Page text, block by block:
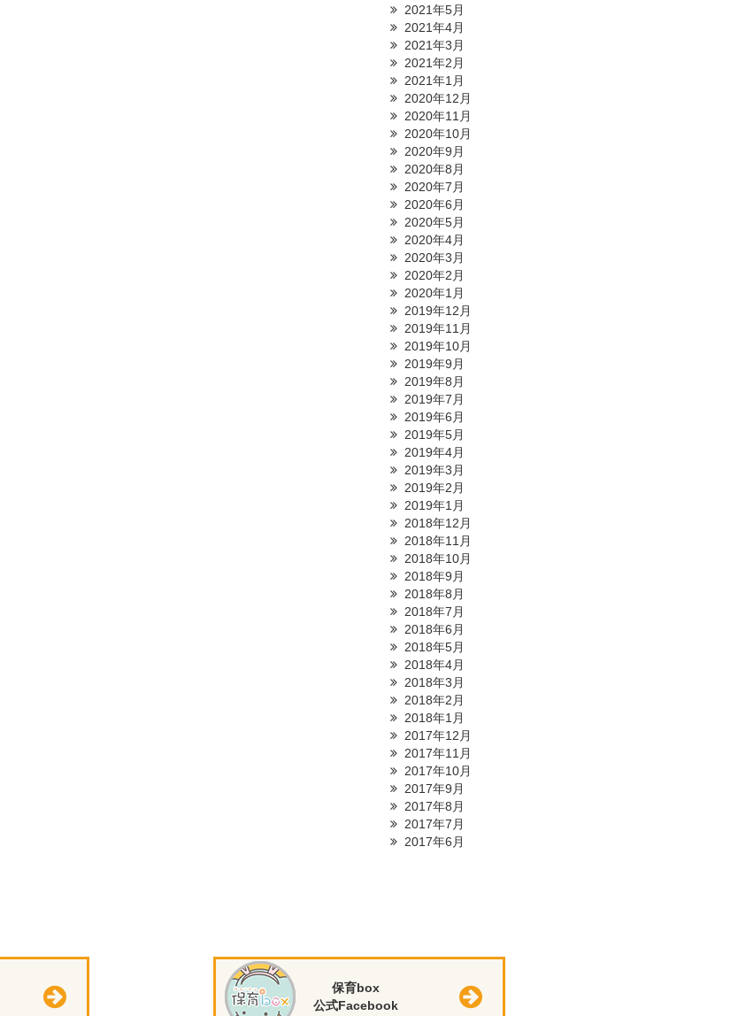
2021年5月
2021年4月
2021年3月
2021年2月
2021年1月
2020年12月
2020年11月
2020年10月
2020年9月
2020年8月
2020年7月
2020年6月
2020年5月
2020年4月
2020年3月
2020年2月
2020年1月
2019年12月
2019年11月
2019年10月
2019年9月
2019年8月
2019年7月
2019年6月
2019年5月
2019年4月
2019年3月
2019年2月
2019年1月
2018年12月
2018年11月
2018年10月
2018年9月
2018年8月
2018年7月
2018年6月
2018年5月
2018年4月
2018年3月
2018年2月
2018年1月
2017年12月
2017年11月
2017年10月
2017年9月
2017年8月
2017年7月
2017年6月
保育box
公式Facebook